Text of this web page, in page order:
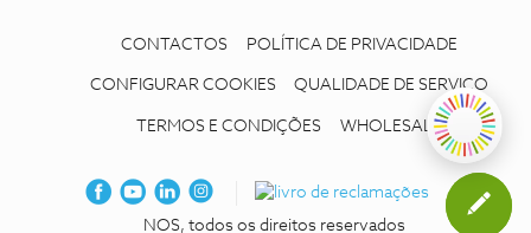
CONTACTOS POLÍTICA DE PRIVACIDADE
CONFIGURAR COOKIES QUALIDADE DE SERVIÇO
TERMOS E CONDIÇÕES WHOLESALE
NOS, todos os direitos reservados